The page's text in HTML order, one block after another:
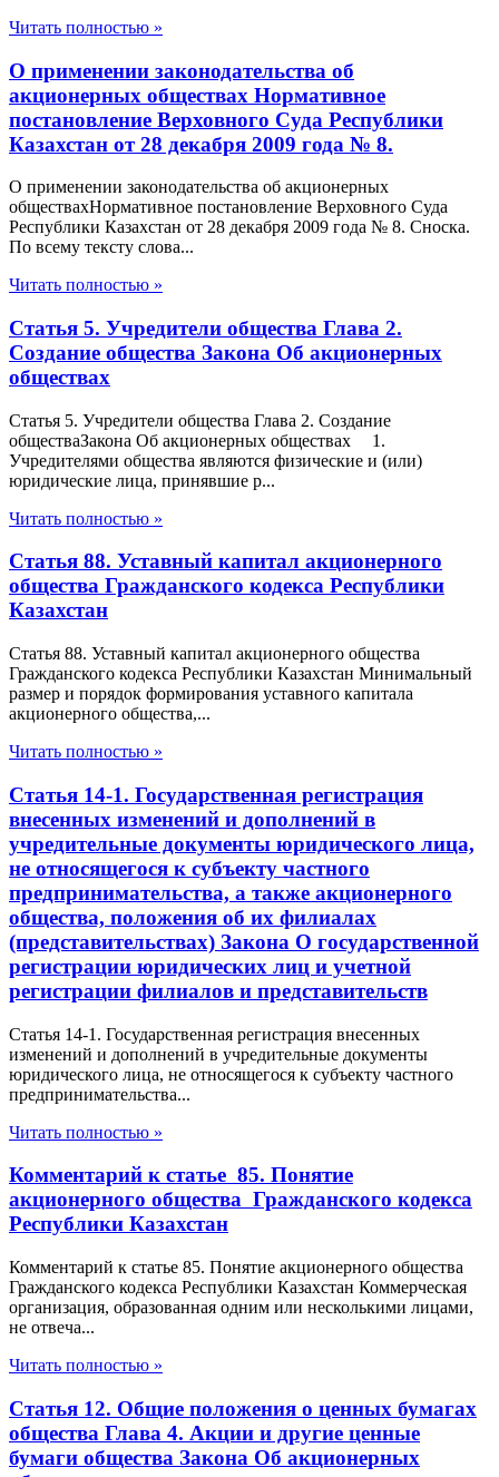
Читать полностью »
О применении законодательства об
акционерных обществах Нормативное
постановление Верховного Суда Республики
Казахстан от 28 декабря 2009 года № 8.
О применении законодательства об акционерных
обществахНормативное постановление Верховного Суда
Республики Казахстан от 28 декабря 2009 года № 8. Сноска.
По всему тексту слова...
Читать полностью »
Статья 5. Учредители общества Глава 2.
Создание общества Закона Об акционерных
обществах
Статья 5. Учредители общества Глава 2. Создание
обществаЗакона Об акционерных обществах 1.
Учредителями общества являются физические и (или)
юридические лица, принявшие р...
Читать полностью »
Статья 88. Уставный капитал акционерного
общества Гражданского кодекса Республики
Казахстан
Статья 88. Уставный капитал акционерного общества
Гражданского кодекса Республики Казахстан Минимальный
размер и порядок формирования уставного капитала
акционерного общества,...
Читать полностью »
Статья 14-1. Государственная регистрация
внесенных изменений и дополнений в
учредительные документы юридического лица,
не относящегося к субъекту частного
предпринимательства, а также акционерного
общества, положения об их филиалах
(представительствах) Закона О государственной
регистрации юридических лиц и учетной
регистрации филиалов и представительств
Статья 14-1. Государственная регистрация внесенных
изменений и дополнений в учредительные документы
юридического лица, не относящегося к субъекту частного
предпринимательства...
Читать полностью »
Комментарий к статье 85. Понятие
акционерного общества Гражданского кодекса
Республики Казахстан
Комментарий к статье 85. Понятие акционерного общества
Гражданского кодекса Республики Казахстан Коммерческая
организация, образованная одним или несколькими лицами,
не отвеча...
Читать полностью »
Статья 12. Общие положения о ценных бумагах
общества Глава 4. Акции и другие ценные
бумаги общества Закона Об акционерных